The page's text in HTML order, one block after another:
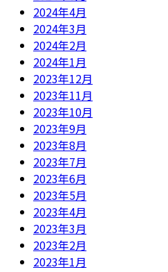
2024年4月
2024年3月
2024年2月
2024年1月
2023年12月
2023年11月
2023年10月
2023年9月
2023年8月
2023年7月
2023年6月
2023年5月
2023年4月
2023年3月
2023年2月
2023年1月